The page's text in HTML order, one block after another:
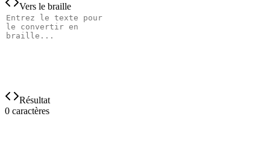
Vers le braille
Résultat
0 caractères